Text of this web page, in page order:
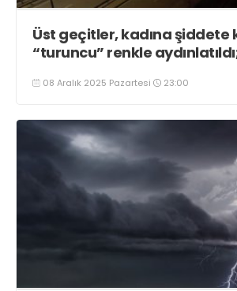
Üst geçitler, kadına şiddete
“turuncu” renkle
08 Aralık 2025 Pazartesi 23:00